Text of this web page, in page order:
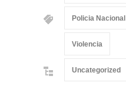
Policia Nacional
Violencia
Uncategorized